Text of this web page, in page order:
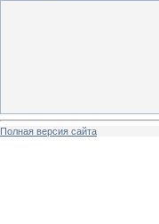
Полная версия сайта